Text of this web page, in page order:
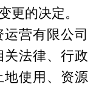
更的决定。
营有限公司
法律、行政
使用、资源